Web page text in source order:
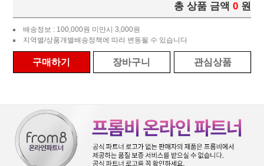
총 상품 금액 0 원
배송정보 : 100,000원 미만시 3,000원
지역별/상품개별배송정책에 따라 변동될 수 있습니다
구매하기 장바구니 관심상품